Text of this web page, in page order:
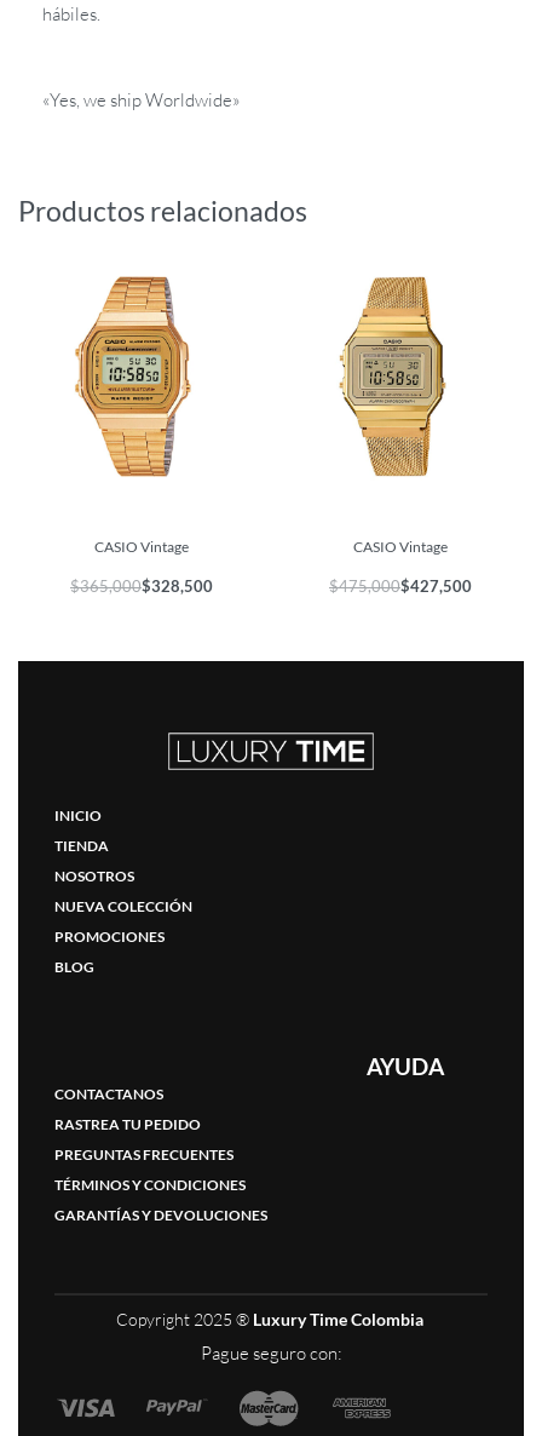
hábiles.
«Yes, we ship Worldwide»
Productos relacionados
CASIO Vintage
$365,000$328,500
CASIO Vintage
$475,000$427,500
INICIO
TIENDA
NOSOTROS
NUEVA COLECCIÓN
PROMOCIONES
BLOG
AYUDA
CONTACTANOS
RASTREA TU PEDIDO
PREGUNTAS FRECUENTES
TÉRMINOS Y CONDICIONES
GARANTÍAS Y DEVOLUCIONES
Copyright 2025 ® Luxury Time Colombia
Pague seguro con: